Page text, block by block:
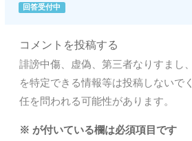
回答受付中
コメントを投稿する
誹謗中傷、虚偽、第三者なりすまし
を特定できる情報等は投稿しないで
任を問われる可能性があります。
※ が付いている欄は必須項目です